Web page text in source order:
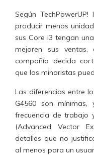
Según
producir menos
sus Core i3 tengan
mejoren sus
compañía decida
que los minoristas
Las diferencias entre
G4560 son
frecuencia de trabajo
(Advanced Vector
detalles que no
al menos para un